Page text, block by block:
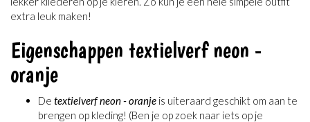
extra leuk maken!
Eigenschappen textielverf neon -
oranje
De textielverf neon - oranje is uiteraard geschikt om aan te
brengen op kleding! (Ben je op zoek naar iets op je